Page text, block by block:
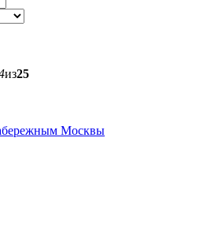
из25
Москвы